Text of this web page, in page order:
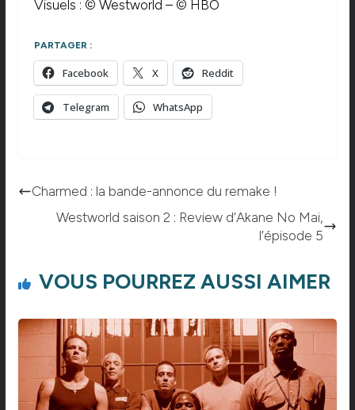
Visuels : © Westworld – © HBO
PARTAGER :
Facebook X Reddit
Telegram WhatsApp
Charmed : la bande-annonce du remake !
Westworld saison 2 : Review d’Akane No Mai,
l’épisode 5
VOUS POURREZ AUSSI AIMER